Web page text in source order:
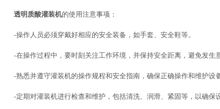
透明质酸灌装机的使用注意事项：
-操作人员必须穿戴好相应的安全装备，如手套、安全鞋等。
-在操作过程中，要时刻关注工作环境，并保持安全距离，避免发生
-熟悉并遵守灌装机的操作规程和安全指南，确保正确操作和维护设
-定期对灌装机进行检查和维护，包括清洗、润滑、紧固等，以确保